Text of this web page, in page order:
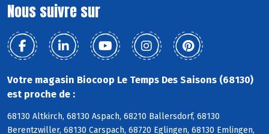
Nous suivre sur
Votre magasin Biocoop Le Temps Des Saisons (68130)
est proche de :
68130 Altkirch, 68130 Aspach, 68210 Ballersdorf, 68130
Berentzwiller, 68130 Carspach, 68720 Eglingen, 68130 Emlingen,